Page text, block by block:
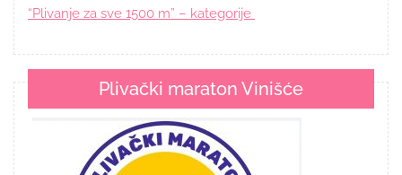
“Plivanje za sve 1500 m” – kategorije
Plivački maraton Vinišće